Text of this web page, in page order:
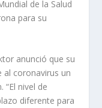
de la Salud
para su
anunció que su
al coronavirus un
“El nivel de
diferente para